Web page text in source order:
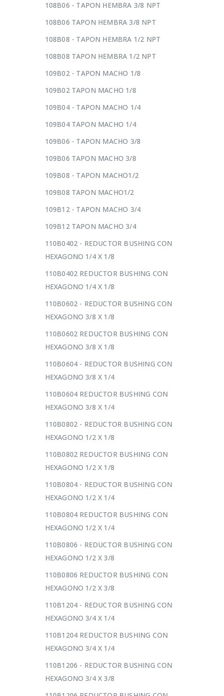
108B06 - TAPON HEMBRA 3/8 NPT
108B06 TAPON HEMBRA 3/8 NPT
108B08 - TAPON HEMBRA 1/2 NPT
108B08 TAPON HEMBRA 1/2 NPT
109B02 - TAPON MACHO 1/8
109B02 TAPON MACHO 1/8
109B04 - TAPON MACHO 1/4
109B04 TAPON MACHO 1/4
109B06 - TAPON MACHO 3/8
109B06 TAPON MACHO 3/8
109B08 - TAPON MACHO1/2
109B08 TAPON MACHO1/2
109B12 - TAPON MACHO 3/4
109B12 TAPON MACHO 3/4
110B0402 - REDUCTOR BUSHING CON
HEXAGONO 1/4 X 1/8
110B0402 REDUCTOR BUSHING CON
HEXAGONO 1/4 X 1/8
110B0602 - REDUCTOR BUSHING CON
HEXAGONO 3/8 X 1/8
110B0602 REDUCTOR BUSHING CON
HEXAGONO 3/8 X 1/8
110B0604 - REDUCTOR BUSHING CON
HEXAGONO 3/8 X 1/4
110B0604 REDUCTOR BUSHING CON
HEXAGONO 3/8 X 1/4
110B0802 - REDUCTOR BUSHING CON
HEXAGONO 1/2 X 1/8
110B0802 REDUCTOR BUSHING CON
HEXAGONO 1/2 X 1/8
110B0804 - REDUCTOR BUSHING CON
HEXAGONO 1/2 X 1/4
110B0804 REDUCTOR BUSHING CON
HEXAGONO 1/2 X 1/4
110B0806 - REDUCTOR BUSHING CON
HEXAGONO 1/2 X 3/8
110B0806 REDUCTOR BUSHING CON
HEXAGONO 1/2 X 3/8
110B1204 - REDUCTOR BUSHING CON
HEXAGONO 3/4 X 1/4
110B1204 REDUCTOR BUSHING CON
HEXAGONO 3/4 X 1/4
110B1206 - REDUCTOR BUSHING CON
HEXAGONO 3/4 X 3/8